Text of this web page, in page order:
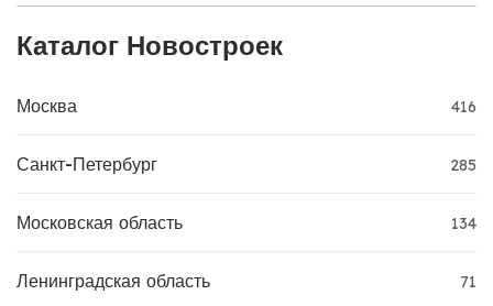
Каталог Новостроек
Москва 416
Санкт-Петербург 285
Московская область 134
Ленинградская область 71